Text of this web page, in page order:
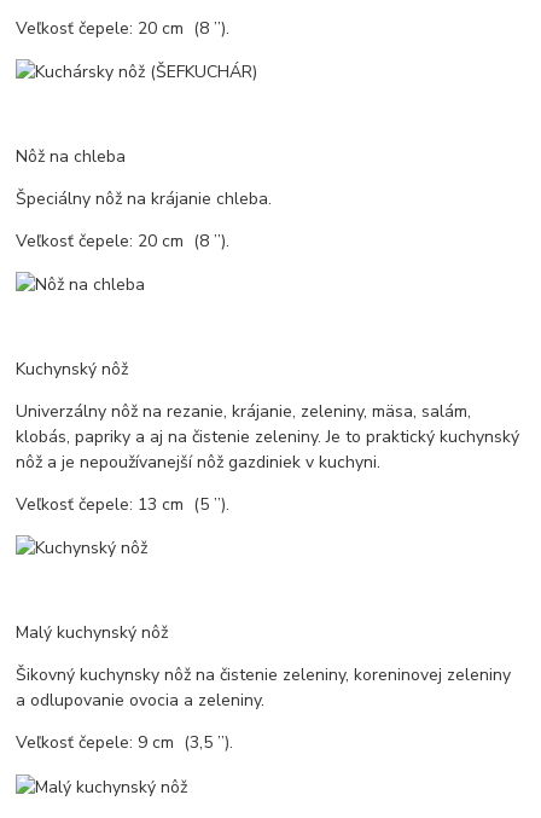
Veľkosť čepele: 20 cm (8 ’’).
Nôž na chleba
Špeciálny nôž na krájanie chleba.
Veľkosť čepele: 20 cm (8 ’’).
Kuchynský nôž
Univerzálny nôž na rezanie, krájanie, zeleniny, mäsa, salám,
klobás, papriky a aj na čistenie zeleniny. Je to praktický kuchynský
nôž a je nepoužívanejší nôž gazdiniek v kuchyni.
Veľkosť čepele: 13 cm (5 ’’).
Malý kuchynský nôž
Šikovný kuchynsky nôž na čistenie zeleniny, koreninovej zeleniny
a odlupovanie ovocia a zeleniny.
Veľkosť čepele: 9 cm (3,5 ’’).